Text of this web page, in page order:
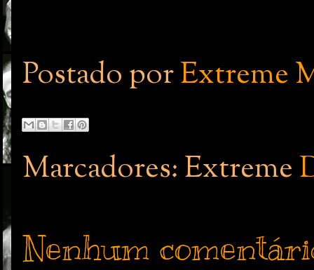
Postado porExtreme
Marcadores: Extreme
Nenhum